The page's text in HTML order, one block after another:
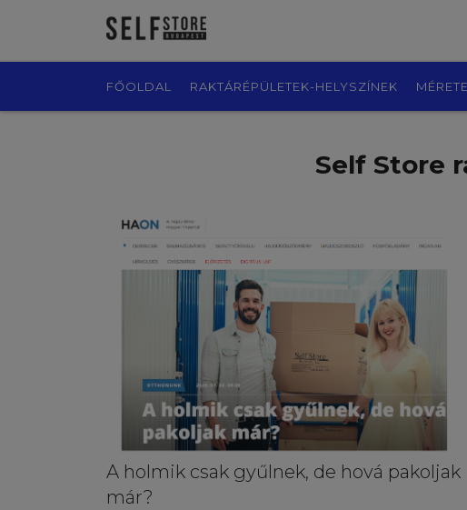
FŐOLDAL RAKTÁRÉPÜLETEK-HELYSZÍNEK
Self Store
A holmik csak gyűlnek, de hová pakoljak
már?